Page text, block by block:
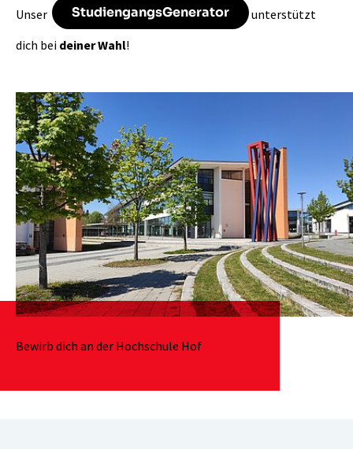
Unser StudiengangsGenerator
unterstützt
dich bei deiner Wahl!
Bewirb dich an der Hochschule Hof